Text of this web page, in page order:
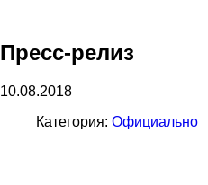
Пресс-релиз
10.08.2018
Категория: Официально